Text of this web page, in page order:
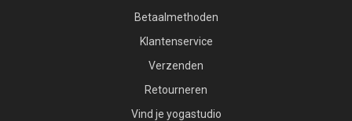
Betaalmethoden
Klantenservice
Verzenden
Retourneren
Vind je yogastudio